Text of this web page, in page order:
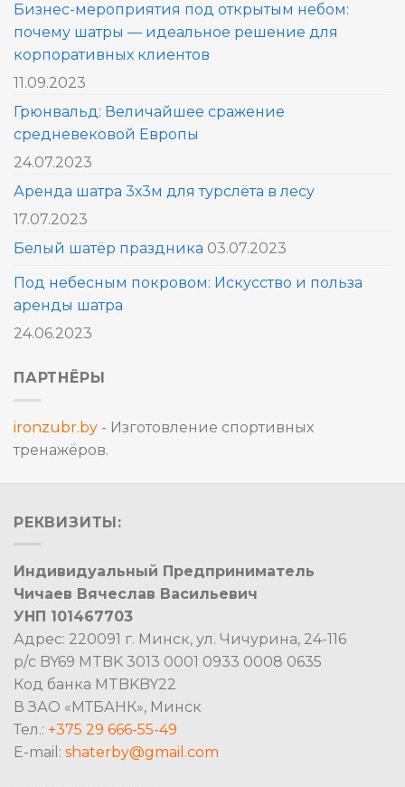
Бизнес-мероприятия под открытым небом:
почему шатры — идеальное решение для
корпоративных клиентов
11.09.2023
Грюнвальд: Величайшее сражение
средневековой Европы
24.07.2023
Аренда шатра 3х3м для турслёта в лесу
17.07.2023
Белый шатёр праздника 03.07.2023
Под небесным покровом: Искусство и польза
аренды шатра
24.06.2023
ПАРТНЁРЫ
ironzubr.by - Изготовление спортивных
тренажёров.
РЕКВИЗИТЫ:
Индивидуальный Предприниматель
Чичаев Вячеслав Васильевич
УНП 101467703
Адрес: 220091 г. Минск, ул. Чичурина, 24-116
р/с BY69 MTBK 3013 0001 0933 0008 0635
Код банка MTBKBY22
В ЗАО «МТБАНК», Минск
Тел.: +375 29 666-55-49
E-mail: shaterby@gmail.com